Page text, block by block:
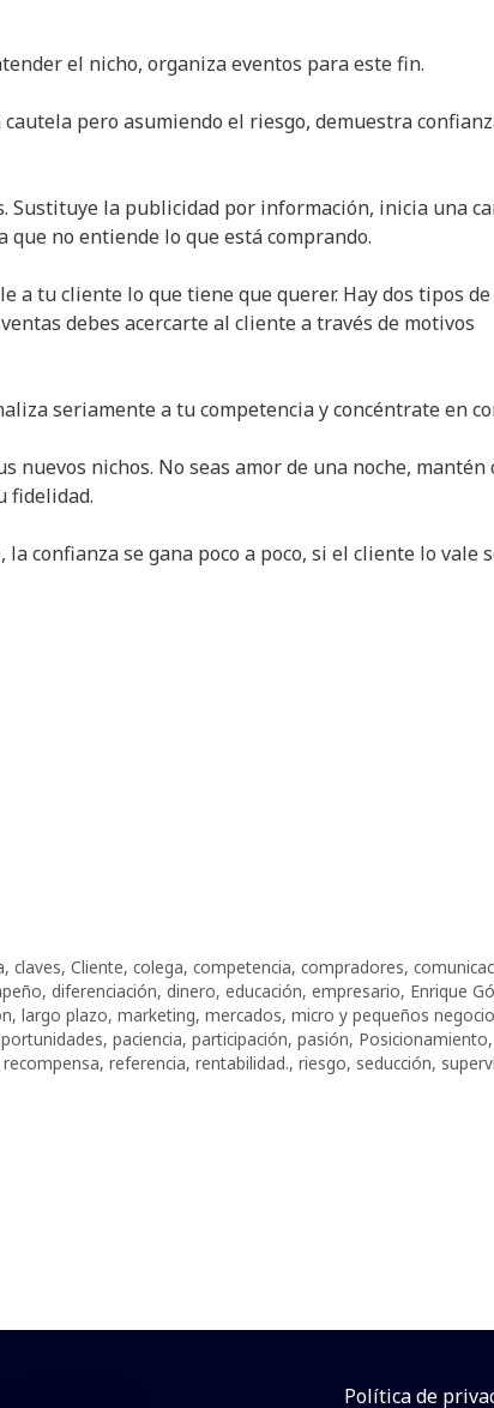
el nicho, organiza eventos para este fin.
pero asumiendo el riesgo, demuestra
Sustituye la publicidad por información, inicia una
no entiende lo que está comprando.
a tu cliente lo que tiene que querer. Hay dos tipos de
debes acercarte al cliente a través de motivos
seriamente a tu competencia y concéntrate en
nuevos nichos. No seas amor de una noche, mantén
fidelidad.
confianza se gana poco a poco, si el cliente lo vale
, claves, Cliente, colega, competencia, compradores,
, diferenciación, dinero, educación, empresario, Enrique
, largo plazo, marketing, mercados, micro y pequeños
, paciencia, participación, pasión, Posicionamiento,
recompensa, referencia, rentabilidad., riesgo, seducción,
Política de